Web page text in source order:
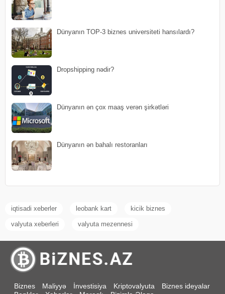
Dünyanın TOP-3 biznes universiteti hansılardı?
Dropshipping nədir?
Dünyanın ən çox maaş verən şirkətləri
Dünyanın ən bahalı restoranları
iqtisadi xeberler leobank kart kicik biznes
valyuta xeberleri valyuta mezennesi
Biznes Maliyyə İnvestisiya Kriptovalyuta
Biznes ideyalar